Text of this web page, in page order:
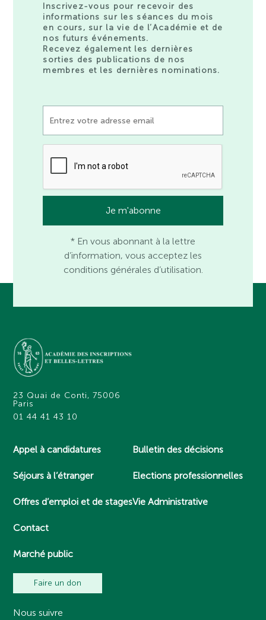
Inscrivez-vous pour recevoir des
informations sur les séances du mois
en cours, sur la vie de l’Académie et de
nos futurs événements.
Recevez également les dernières
sorties des publications de nos
membres et les dernières nominations.
* En vous abonnant à la lettre
d’information, vous acceptez les
conditions générales d’utilisation.
23 Quai de Conti, 75006
Paris
01 44 41 43 10
Appel à candidatures
Séjours à l’étranger
Offres d’emploi et de stages
Contact
Marché public
Bulletin des décisions
Elections professionnelles
Vie Administrative
Faire un don
Nous suivre